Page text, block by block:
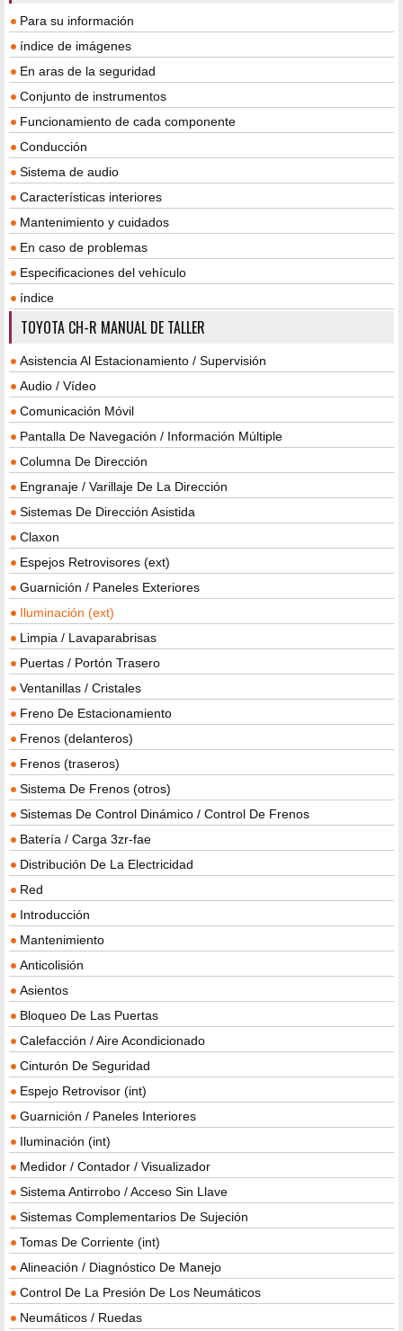
Para su información
índice de imágenes
En aras de la seguridad
Conjunto de instrumentos
Funcionamiento de cada componente
Conducción
Sistema de audio
Características interiores
Mantenimiento y cuidados
En caso de problemas
Especificaciones del vehículo
índice
TOYOTA CH-R MANUAL DE TALLER
Asistencia Al Estacionamiento / Supervisión
Audio / Vídeo
Comunicación Móvil
Pantalla De Navegación / Información Múltiple
Columna De Dirección
Engranaje / Varillaje De La Dirección
Sistemas De Dirección Asistida
Claxon
Espejos Retrovisores (ext)
Guarnición / Paneles Exteriores
Iluminación (ext)
Limpia / Lavaparabrisas
Puertas / Portón Trasero
Ventanillas / Cristales
Freno De Estacionamiento
Frenos (delanteros)
Frenos (traseros)
Sistema De Frenos (otros)
Sistemas De Control Dinámico / Control De Frenos
Batería / Carga 3zr-fae
Distribución De La Electricidad
Red
Introducción
Mantenimiento
Anticolisión
Asientos
Bloqueo De Las Puertas
Calefacción / Aire Acondicionado
Cinturón De Seguridad
Espejo Retrovisor (int)
Guarnición / Paneles Interiores
Iluminación (int)
Medidor / Contador / Visualizador
Sistema Antirrobo / Acceso Sin Llave
Sistemas Complementarios De Sujeción
Tomas De Corriente (int)
Alineación / Diagnóstico De Manejo
Control De La Presión De Los Neumáticos
Neumáticos / Ruedas